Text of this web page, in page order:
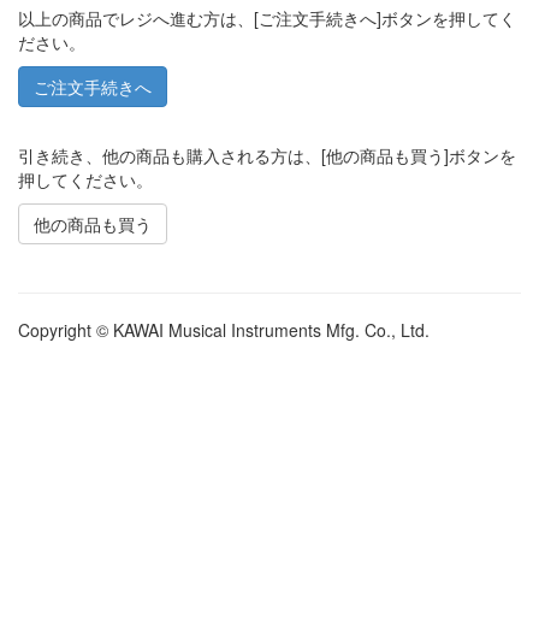
以上の商品でレジへ進む方は、[ご注文手続きへ]ボタンを押してく
ださい。
引き続き、他の商品も購入される方は、[他の商品も買う]ボタンを
押してください。
他の商品も買う
Copyright © KAWAI Musical Instruments Mfg. Co., Ltd.